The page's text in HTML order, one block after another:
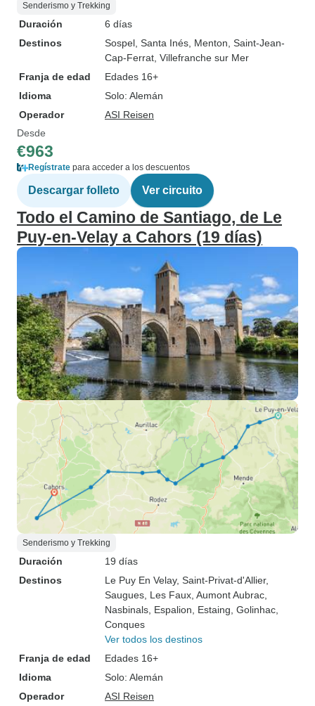
Senderismo y Trekking
Duración
6 días
Destinos
Sospel , Santa Inés , Menton , Saint-Jean-
Cap-Ferrat , Villefranche sur Mer
Franja de edad
Edades 16+
Idioma
Solo: Alemán
Operador
ASI Reisen
Desde
€963
Regístrate para acceder a los descuentos
Descargar folleto Ver circuito
Todo el Camino de Santiago, de Le
Puy-en-Velay a Cahors (19 días)
Senderismo y Trekking
Duración
19 días
Destinos
Le Puy En Velay, Saint-Privat-d'Allier,
Saugues , Les Faux , Aumont Aubrac
Nasbinals , Espalion , Estaing , Golinhac
Conques
Ver todos los destinos
Franja de edad
Edades 16+
Idioma
Solo: Alemán
Operador
ASI Reisen